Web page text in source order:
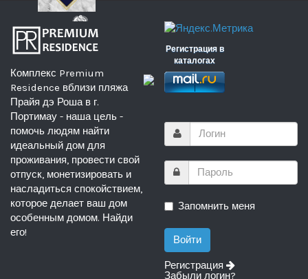
Комплекс Premium
Residence вблизи пляжа
Прайя дэ Роша в г.
Портимау - наша цель -
помочь людям найти
идеальный дом для
проживания, провести свой
отпуск, монетизировать и
насладиться спокойствием,
которое делает ваш дом
особенным домом. Найди
его!
Регистрация в
каталогах
Запомнить меня
Регистрация
Забыли логин?